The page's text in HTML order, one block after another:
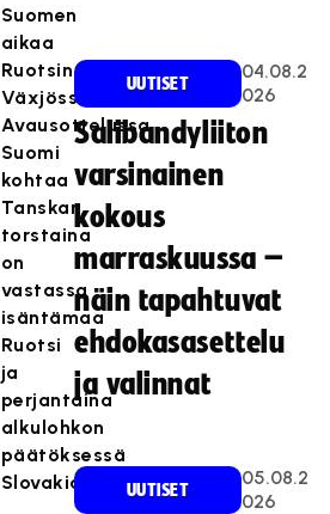
Suomen
aikaa
Ruotsin
Växjössä.
Avausottelussa
Suomi
kohtaa
Tanskan,
torstaina
on
vastassa
isäntämaa
Ruotsi
ja
perjantaina
alkulohkon
päätöksessä
Slovakia.
UUTISET
04.08.2
026
Salibandyliiton
varsinainen
kokous
marraskuussa –
näin tapahtuvat
ehdokasasettelu
ja valinnat
UUTISET
05.08.2
026